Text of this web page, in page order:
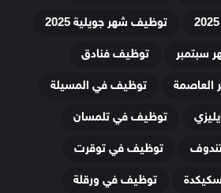
توظيف شهر جويلية 2025
سبتمبر
توظيف فنادق
العاصمة
توظيف في المسيلة
توظيف في تلمسان
توظيف في توقرت
توظيف في ورقلة